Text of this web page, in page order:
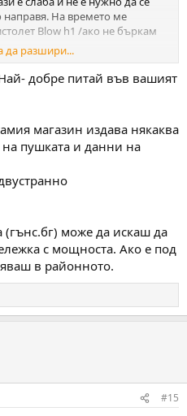
На времето ме
Blow h1 /ако не бъркам
тях. Но каква бележка
? Фактура или само касов бон
да разшири...
добре питай във вашият
магазин издава някаква
пушката и данни на
може да искаш да
с мощноста. Ако е под
в районното.
#15